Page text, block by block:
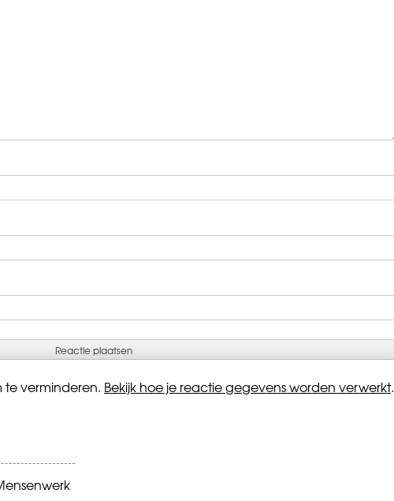
te verminderen. Bekijk hoe je reactie gegevens worden verwerkt.